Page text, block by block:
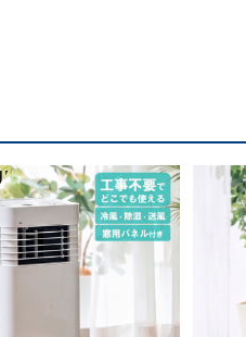
ることで、回旋力をアッ
置